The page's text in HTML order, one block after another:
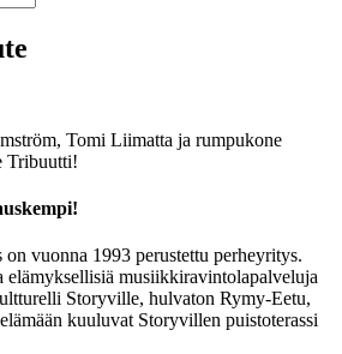
Tomi Liimatta ja rumpukone
Tribuutti!
vuonna 1993 perustettu perheyritys.
elämyksellisiä musiikkiravintolapalveluja
Storyville, hulvaton Rymy-Eetu,
kuuluvat Storyvillen puistoterassi